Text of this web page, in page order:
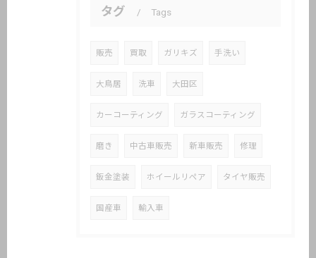
タグ Tags
販売 買取 ガリキズ 手洗い
大鳥居 洗車 大田区
カーコーティング ガラスコーティング
磨き 中古車販売 新車販売 修理
鈑金塗装 ホイールリペア タイヤ販売
国産車 輸入車